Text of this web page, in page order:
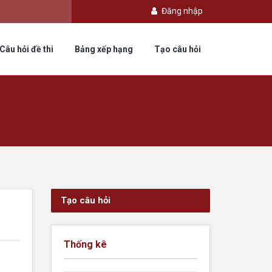
Đăng nhập
Câu hỏi đề thi Bảng xếp hạng Tạo câu hỏi
Tạo câu hỏi
Thống kê